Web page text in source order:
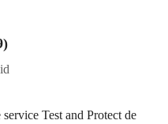
Test and Protect de